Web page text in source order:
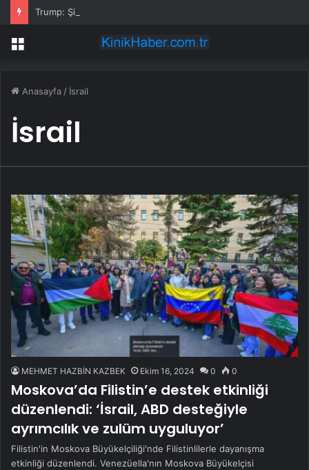
Trump: Şi ve Putin İran’a silah satmayacaklarını söyledi
Menü
Anasayfa / İsrail
İsrail
MEHMET HAZBİN KAZBEK Ekim 16, 2024 0 0
Moskova’da Filistin’e destek etkinliği
düzenlendi: ‘İsrail, ABD desteğiyle
ayrımcılık ve zulüm uyguluyor’
Filistin'in Moskova Büyükelçiliği'nde Filistinlilerle dayanışma
etkinliği düzenlendi. Venezüella'nın Moskova Büyükelçisi